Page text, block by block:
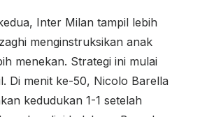
Inter Milan tampil lebih
menginstruksikan anak
menekan. Strategi ini mulai
Di menit ke-50, Nicolo Barella
kedudukan 1-1 setelah